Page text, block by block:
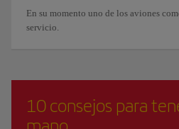
En su momento uno de los aviones
servicio.
10 consejos para